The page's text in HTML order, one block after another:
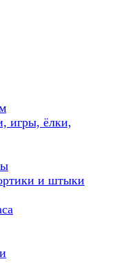
игры, ёлки,
и штыки